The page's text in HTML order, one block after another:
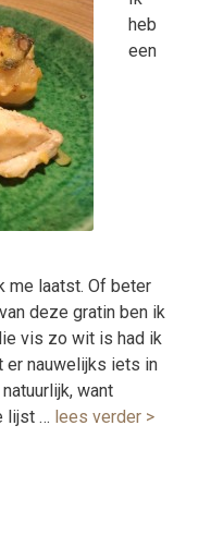
heb
een
me laatst. Of beter
deze gratin ben ik
vis zo wit is had ik
er nauwelijks iets in
want
lijst … lees verder >